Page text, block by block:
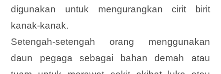
digunakan untuk mengurangkan cirit birit
kanak-kanak.
Setengah-setengah orang menggunakan
daun pegaga sebagai bahan demah atau